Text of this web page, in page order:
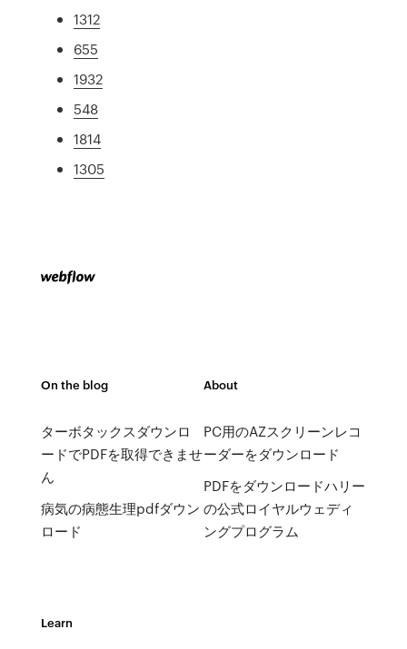
1312
655
1932
548
1814
1305
On the blog
ターボタックスダウンロ
ードでPDFを取得できませ
ん
病気の病態生理pdfダウン
ロード
About
PC用のAZスクリーンレコ
ーダーをダウンロード
PDFをダウンロードハリー
の公式ロイヤルウェディ
ングプログラム
Learn